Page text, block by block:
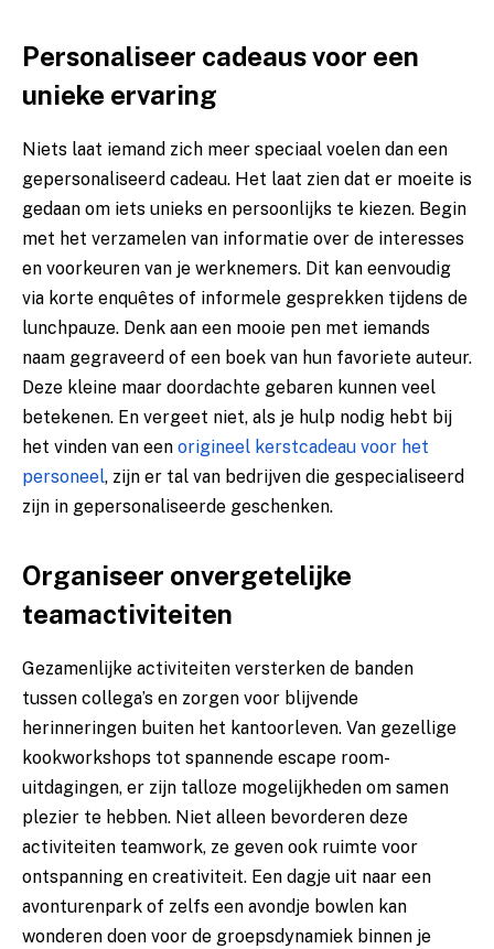
Personaliseer cadeaus voor een
unieke ervaring
Niets laat iemand zich meer speciaal voelen dan een
gepersonaliseerd cadeau. Het laat zien dat er moeite is
gedaan om iets unieks en persoonlijks te kiezen. Begin
met het verzamelen van informatie over de interesses
en voorkeuren van je werknemers. Dit kan eenvoudig
via korte enquêtes of informele gesprekken tijdens de
lunchpauze. Denk aan een mooie pen met iemands
naam gegraveerd of een boek van hun favoriete auteur.
Deze kleine maar doordachte gebaren kunnen veel
betekenen. En vergeet niet, als je hulp nodig hebt bij
het vinden van een origineel kerstcadeau voor het
personeel, zijn er tal van bedrijven die gespecialiseerd
zijn in gepersonaliseerde geschenken.
Organiseer onvergetelijke
teamactiviteiten
Gezamenlijke activiteiten versterken de banden
tussen collega’s en zorgen voor blijvende
herinneringen buiten het kantoorleven. Van gezellige
kookworkshops tot spannende escape room-
uitdagingen, er zijn talloze mogelijkheden om samen
plezier te hebben. Niet alleen bevorderen deze
activiteiten teamwork, ze geven ook ruimte voor
ontspanning en creativiteit. Een dagje uit naar een
avonturenpark of zelfs een avondje bowlen kan
wonderen doen voor de groepsdynamiek binnen je